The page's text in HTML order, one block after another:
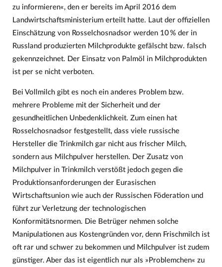
zu informieren«, den er bereits im April 2016 dem
Landwirtschaftsministerium erteilt hatte. Laut der offiziellen
Einschätzung von Rosselchosnadsor werden 10 % der in
Russland produzierten Milchprodukte gefälscht bzw. falsch
gekennzeichnet. Der Einsatz von Palmöl in Milchprodukten
ist per se nicht verboten.
Bei Vollmilch gibt es noch ein anderes Problem bzw.
mehrere Probleme mit der Sicherheit und der
gesundheitlichen Unbedenklichkeit. Zum einen hat
Rosselchosnadsor festgestellt, dass viele russische
Hersteller die Trinkmilch gar nicht aus frischer Milch,
sondern aus Milchpulver herstellen. Der Zusatz von
Milchpulver in Trinkmilch verstößt jedoch gegen die
Produktionsanforderungen der Eurasischen
Wirtschaftsunion wie auch der Russischen Föderation und
führt zur Verletzung der technologischen
Konformitätsnormen. Die Betrüger nehmen solche
Manipulationen aus Kostengründen vor, denn Frischmilch ist
oft rar und schwer zu bekommen und Milchpulver ist zudem
günstiger. Aber das ist eigentlich nur als »Problemchen« zu